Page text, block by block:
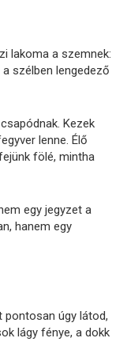
lakoma a szemnek:
szélben lengedező
Kezek
lenne. Élő
fölé, mintha
egy jegyzet a
hanem egy
pontosan úgy látod,
lágy fénye, a dokk